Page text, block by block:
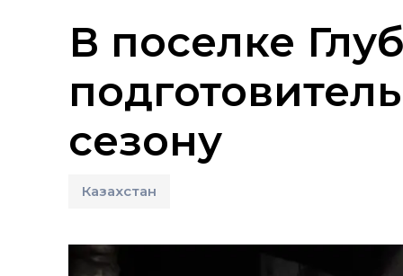
В поселке
сезону
Казахстан